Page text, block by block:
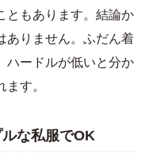
ともあります。結論か
ありません。ふだん着
ハードルが低いと分か
す。
な私服でOK